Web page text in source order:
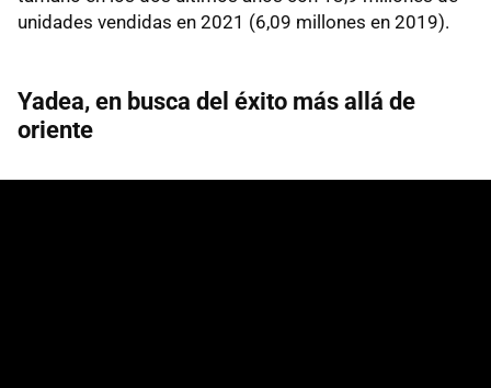
unidades vendidas en 2021 (6,09 millones en 2019).
Yadea, en busca del éxito más allá de
oriente